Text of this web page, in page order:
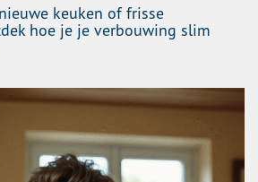
keuken of frisse
hoe je je verbouwing slim